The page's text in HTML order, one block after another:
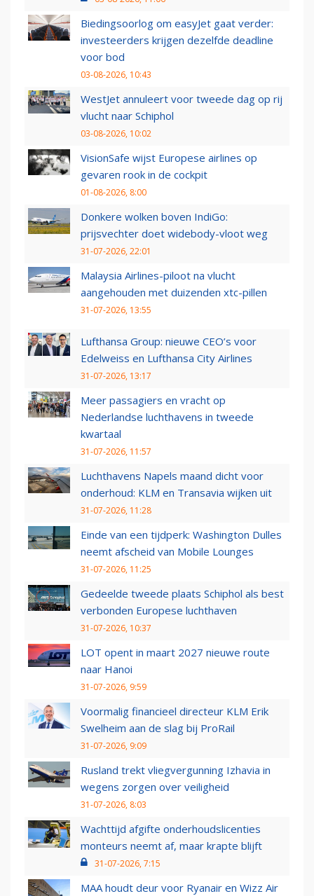
Biedingsoorlog om easyJet gaat verder:
investeerders krijgen dezelfde deadline
voor bod
03-08-2026, 10:43
WestJet annuleert voor tweede dag op rij
vlucht naar Schiphol
03-08-2026, 10:02
VisionSafe wijst Europese airlines op
gevaren rook in de cockpit
01-08-2026, 8:00
Donkere wolken boven IndiGo:
prijsvechter doet widebody-vloot weg
31-07-2026, 22:01
Malaysia Airlines-piloot na vlucht
aangehouden met duizenden xtc-pillen
31-07-2026, 13:55
Lufthansa Group: nieuwe CEO’s voor
Edelweiss en Lufthansa City Airlines
31-07-2026, 13:17
Meer passagiers en vracht op
Nederlandse luchthavens in tweede
kwartaal
31-07-2026, 11:57
Luchthavens Napels maand dicht voor
onderhoud: KLM en Transavia wijken uit
31-07-2026, 11:28
Einde van een tijdperk: Washington Dulles
neemt afscheid van Mobile Lounges
31-07-2026, 11:25
Gedeelde tweede plaats Schiphol als best
verbonden Europese luchthaven
31-07-2026, 10:37
LOT opent in maart 2027 nieuwe route
naar Hanoi
31-07-2026, 9:59
Voormalig financieel directeur KLM Erik
Swelheim aan de slag bij ProRail
31-07-2026, 9:09
Rusland trekt vliegvergunning Izhavia in
wegens zorgen over veiligheid
31-07-2026, 8:03
Wachttijd afgifte onderhoudslicenties
monteurs neemt af, maar krapte blijft
31-07-2026, 7:15
MAA houdt deur voor Ryanair en Wizz Air